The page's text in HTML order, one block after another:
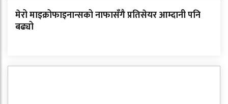
मेरो माइक्रोफाइनान्सको नाफासँगै प्रतिसेयर आम्दानी पनि
बढ्यो